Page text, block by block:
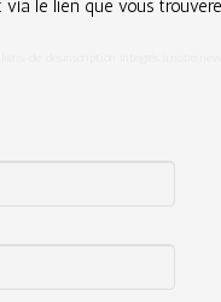
le lien que vous